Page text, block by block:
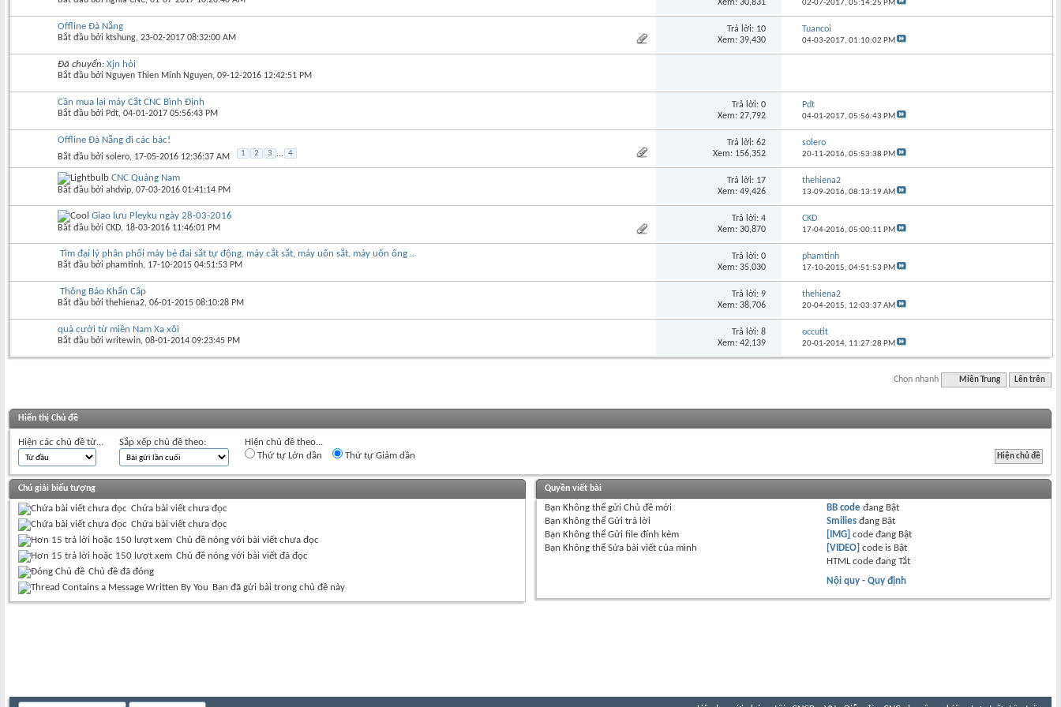
Xem: 30,831 02-07-2017,05:14:25 PM
Offline Đà Nẵng
Bắt đầu bởi ktshung‎, 23-02-2017 08:32:00 AM
Trả lời: 10
Xem: 39,430
Tuancoi
04-03-2017,01:10:02 PM
Đã chuyển: Xjn hỏi
Bắt đầu bởi Nguyen Thien Minh Nguyen‎, 09-12-2016 12:42:51 PM
Cần mua lại máy Cắt CNC Bình Định
Bắt đầu bởi Pdt‎, 04-01-2017 05:56:43 PM
Trả lời: 0
Xem: 27,792
Pdt
04-01-2017,05:56:43 PM
Offline Đà Nẵng đi các bác!
Bắt đầu bởi solero‎, 17-05-2016 12:36:37 AM 1 2 3 ... 4
Trả lời: 62
Xem: 156,352
solero
20-11-2016,05:53:38 PM
CNC Quảng Nam
Bắt đầu bởi ahdvip‎, 07-03-2016 01:41:14 PM
Trả lời: 17
Xem: 49,426
thehiena2
13-09-2016,08:13:19 AM
Giao lưu Pleyku ngày 28-03-2016
Bắt đầu bởi CKD‎, 18-03-2016 11:46:01 PM
Trả lời: 4
Xem: 30,870
CKD
17-04-2016,05:00:11 PM
Tìm đại lý phân phối máy bẻ đai sắt tự động, máy cắt sắt, máy uốn sắt, máy uốn ống ..
Bắt đầu bởi phamtinh‎, 17-10-2015 04:51:53 PM
Trả lời: 0
Xem: 35,030
phamtinh
17-10-2015,04:51:53 PM
Thông Báo Khẩn Cấp
Bắt đầu bởi thehiena2‎, 06-01-2015 08:10:28 PM
Trả lời: 9
Xem: 38,706
thehiena2
20-04-2015, 12:03:37 AM
quà cưới từ miền Nam Xa xôi
Bắt đầu bởi writewin‎, 08-01-2014 09:23:45 PM
Trả lời: 8
Xem: 42,139
occutit
20-01-2014, 11:27:28 PM
Chọn nhanh Miền Trung Lên trên
Hiển thị Chủ đề
Hiện các chủ đề từ... Sắp xếp chủ đề theo:
Hiện chủ đề theo...
Thứ tự Lớn dần
Thứ tự Giảm dần
Chú giải biểu tượng
Chứa bài viết chưa đọc
Chứa bài viết chưa đọc
Chủ đề nóng với bài viết chưa đọc
Chủ đề nóng với bài viết đã đọc
Chủ đề đã đóng
Bạn đã gửi bài trong chủ đề này
Quyền viết bài
Bạn Không thểgửi Chủ đề mới
Bạn Không thểGửi trả lời
Bạn Không thểGửi file đính kèm
Bạn Không thểSửa bài viết của mình
BB code đang Bật
Smilies đang Bật
[IMG] code đang Bật
[VIDEO] code is Bật
HTML code đangTắt
Nội quy - Quy định